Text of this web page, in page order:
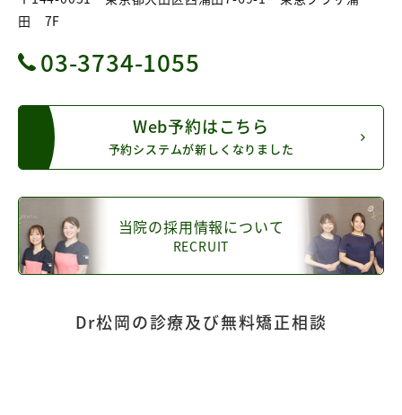
田 7F
03-3734-1055
Web予約はこちら
予約システムが新しくなりました
当院の採用情報について
RECRUIT
Dr松岡の診療及び無料矯正相談